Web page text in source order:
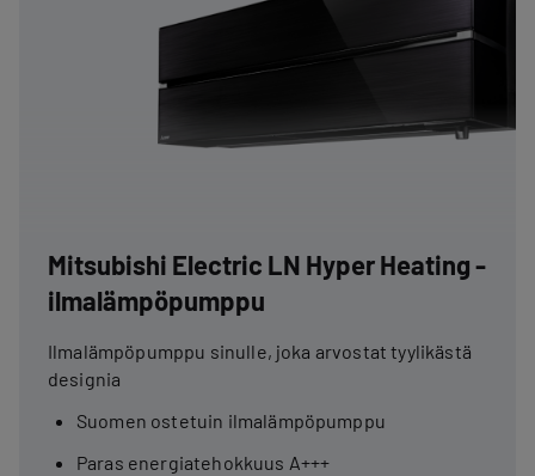
Mitsubishi Electric LN Hyper Heating -
ilmalämpöpumppu
Ilmalämpöpumppu sinulle, joka arvostat tyylikästä
designia
Suomen ostetuin ilmalämpöpumppu
Paras energiatehokkuus A+++